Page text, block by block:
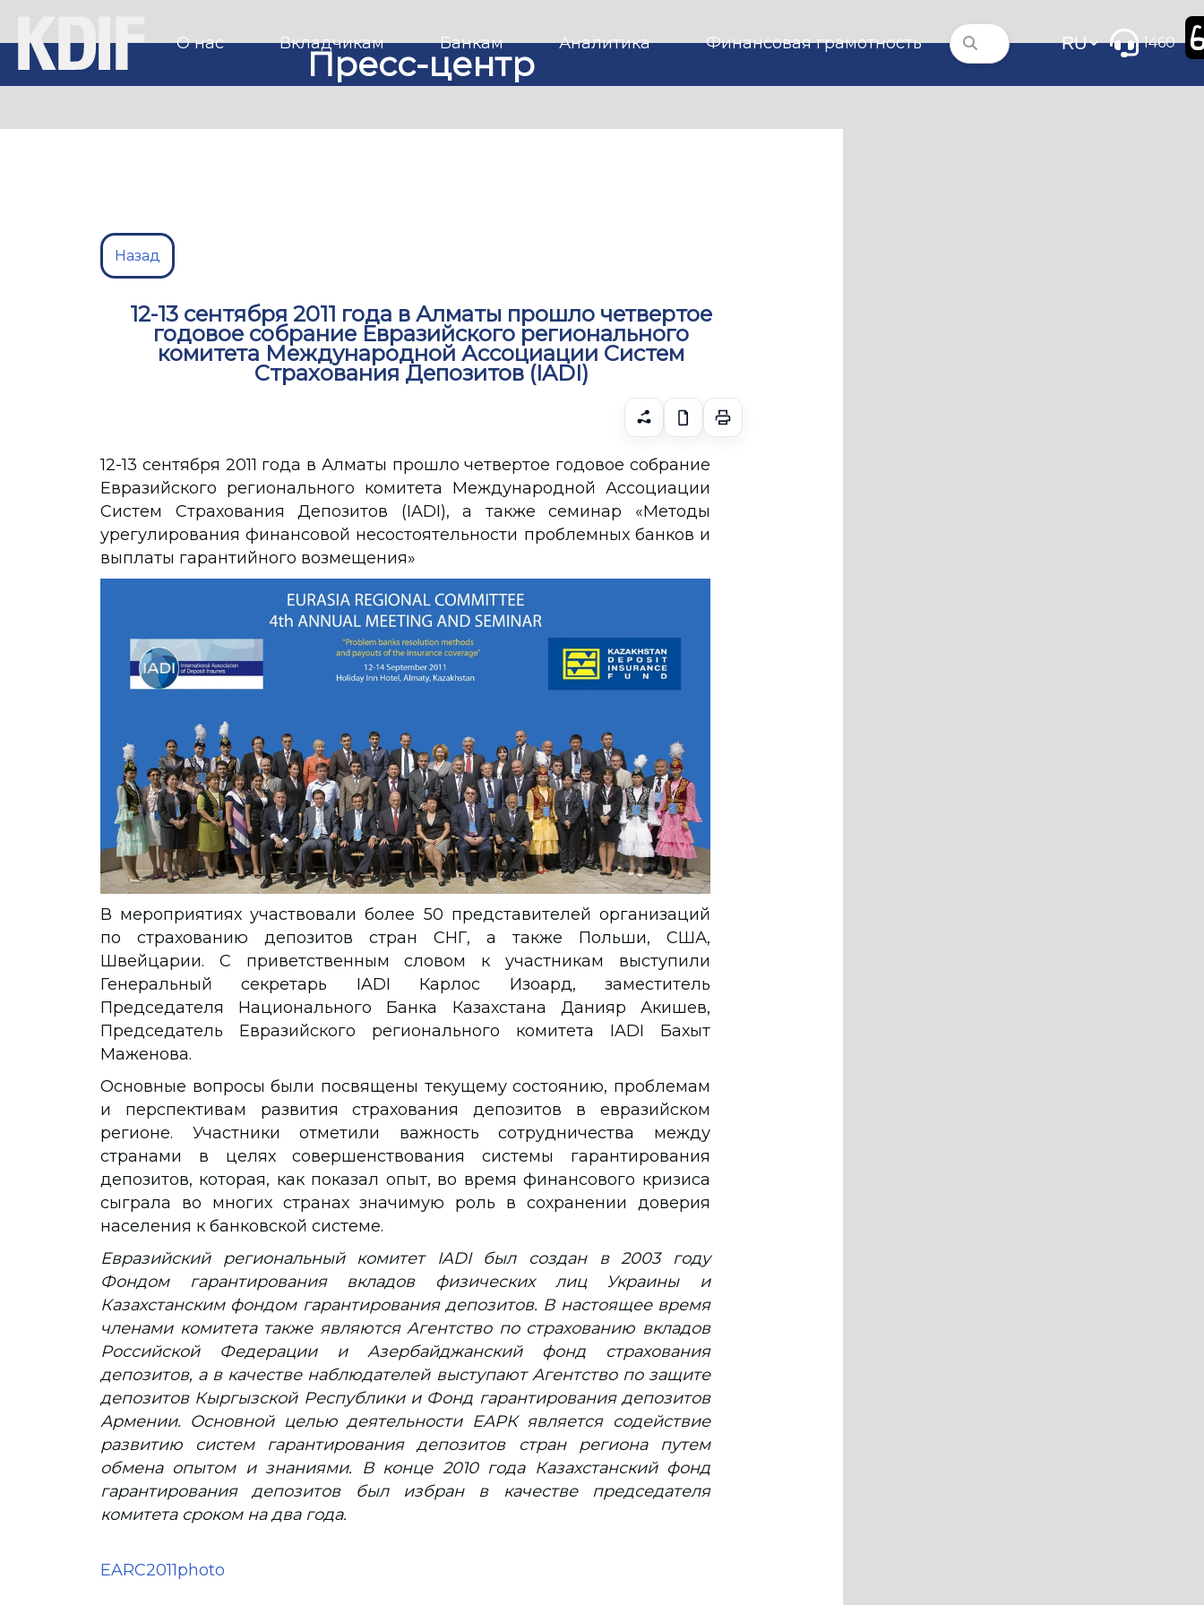
О нас Вкладчикам Банкам Аналитика Финансовая грамотность 1460
Пресс-центр
Назад
12-13 сентября 2011 года в Алматы прошло четвертое
годовое собрание Евразийского регионального
комитета Международной Ассоциации Систем
Страхования Депозитов (IADI)
12-13 сентября 2011 года в Алматы прошло четвертое годовое собрание
Евразийского регионального комитета Международной Ассоциации
Систем Страхования Депозитов (IADI), а также семинар «Методы
урегулирования финансовой несостоятельности проблемных банков и
выплаты гарантийного возмещения»
В мероприятиях участвовали более 50 представителей организаций
по страхованию депозитов стран СНГ, а также Польши, США,
Швейцарии. С приветственным словом к участникам выступили
Генеральный секретарь IADI Карлос Изоард, заместитель
Председателя Национального Банка Казахстана Данияр Акишев,
Председатель Евразийского регионального комитета IADI Бахыт
Маженова.
Основные вопросы были посвящены текущему состоянию, проблемам
и перспективам развития страхования депозитов в евразийском
регионе. Участники отметили важность сотрудничества между
странами в целях совершенствования системы гарантирования
депозитов, которая, как показал опыт, во время финансового кризиса
сыграла во многих странах значимую роль в сохранении доверия
населения к банковской системе.
Евразийский региональный комитет IADI был создан в 2003 году
Фондом гарантирования вкладов физических лиц Украины и
Казахстанским фондом гарантирования депозитов. В настоящее время
членами комитета также являются Агентство по страхованию вкладов
Российской Федерации и Азербайджанский фонд страхования
депозитов, а в качестве наблюдателей выступают Агентство по защите
депозитов Кыргызской Республики и Фонд гарантирования депозитов
Армении. Основной целью деятельности ЕАРК является содействие
развитию систем гарантирования депозитов стран региона путем
обмена опытом и знаниями. В конце 2010 года Казахстанский фонд
гарантирования депозитов был избран в качестве председателя
комитета сроком на два года.
EARC2011photo